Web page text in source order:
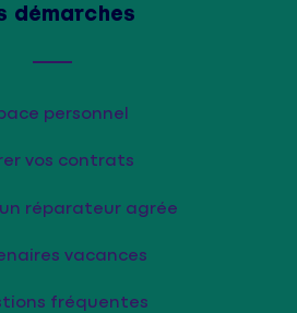
démarches
personnel
vos contrats
réparateur agrée
vacances
fréquentes